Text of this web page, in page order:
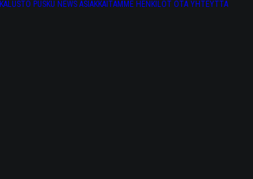
KALUSTO PUSKU NEWS ASIAKKAITAMME HENKILÖT OTA YHTEYTTÄ